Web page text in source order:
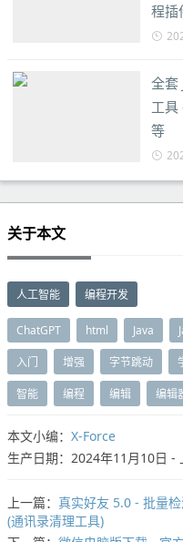
程插
全套
工
等
关于本文
人工智能 编程开发
ChatGPT html Java
入门 增强 字节跳动
智能 编程 编辑 编辑
本文小编： X-Force
生产日期：2024年11月10日 -
上一篇： 真实好友 5.0 - 批量
(通讯录清理工具)